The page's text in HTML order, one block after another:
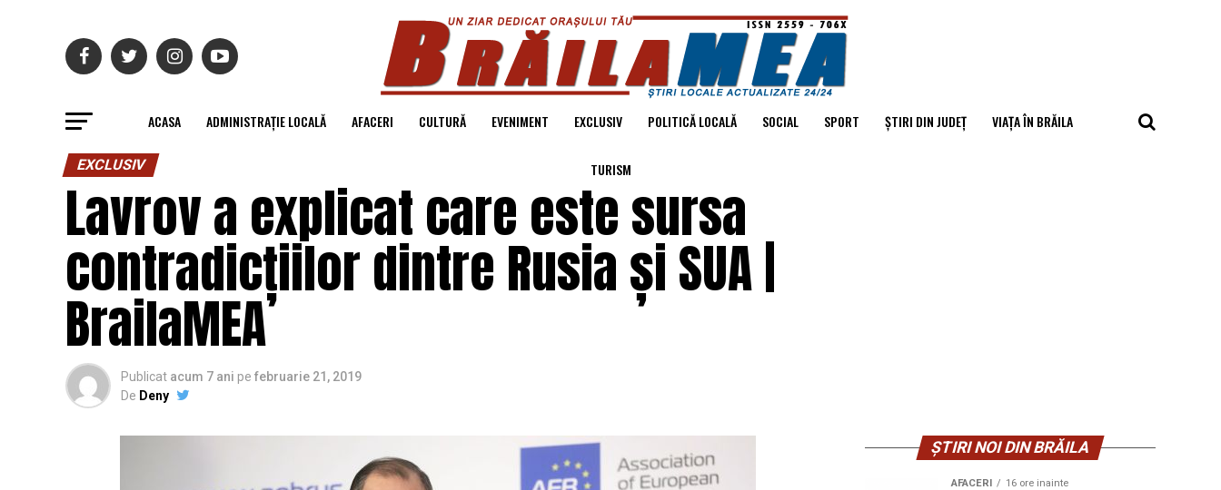
ACASA ADMINISTRAȚIE LOCALĂ AFACERI CULTURĂ EVENIMENT EXCLUSIV POLITICĂ LOCALĂ SOCIAL SPORT ȘTIRI DIN JUDEȚ VIAȚA ÎN BRĂILA
TURISM
EXCLUSIV
Lavrov a explicat care este sursa
contradicțiilor dintre Rusia și SUA |
BrailaMEA
Publicat acum 7 ani pe februarie 21, 2019
De Deny
ȘTIRI NOI DIN BRĂILA
AFACERI 16 ore inainte